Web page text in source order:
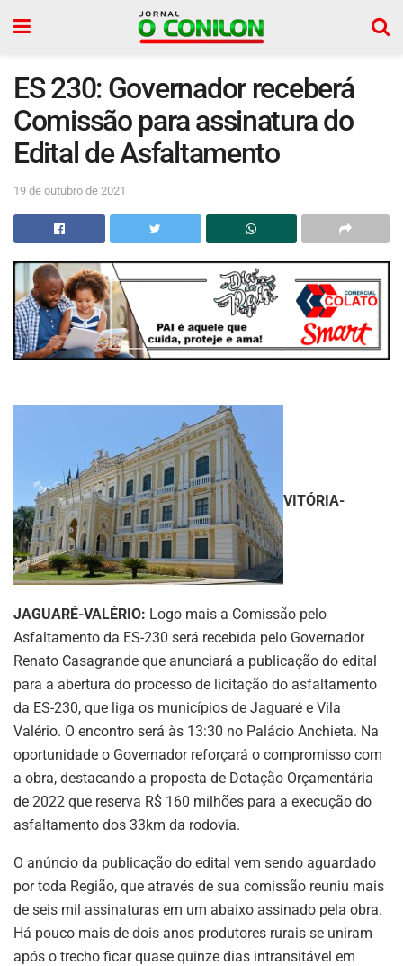
ES 230: Governador receberá
Comissão para assinatura do
Edital de Asfaltamento
19 de outubro de 2021
VITÓRIA-
JAGUARÉ-VALÉRIO: Logo mais a Comissão pelo
Asfaltamento da ES-230 será recebida pelo Governador
Renato Casagrande que anunciará a publicação do edital
para a abertura do processo de licitação do asfaltamento
da ES-230, que liga os municípios de Jaguaré e Vila
Valério. O encontro será às 13:30 no Palácio Anchieta. Na
oportunidade o Governador reforçará o compromisso com
a obra, destacando a proposta de Dotação Orçamentária
de 2022 que reserva R$ 160 milhões para a execução do
asfaltamento dos 33km da rodovia.
O anúncio da publicação do edital vem sendo aguardado
por toda Região, que através de sua comissão reuniu mais
de seis mil assinaturas em um abaixo assinado pela obra.
Há pouco mais de dois anos produtores rurais se uniram
após o trecho ficar quase quinze dias intransitável em